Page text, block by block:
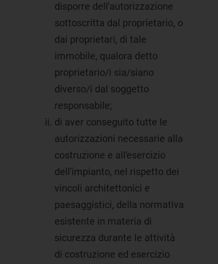
disporre dell'autorizzazione
sottoscritta dal proprietario, o
dai proprietari, di tale
immobile, qualora detto
proprietario/i sia/siano
diverso/i dal soggetto
responsabile;
di aver conseguito tutte le
autorizzazioni necessarie alla
costruzione e all'esercizio
dell'impianto, nel rispetto dei
vincoli architettonici e
paesaggistici, della normativa
esistente in materia di
sicurezza durante le attività
di costruzione ed esercizio